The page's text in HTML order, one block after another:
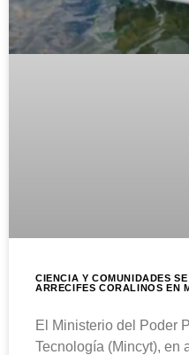
CIENCIA Y COMUNIDADES
ARRECIFES CORALINOS EN
El Ministerio del Poder
Tecnología (Mincyt), en